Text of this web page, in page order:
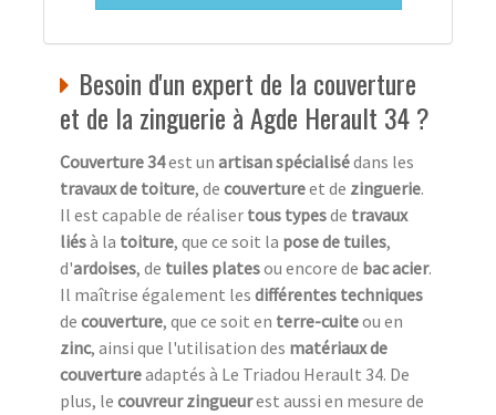
Besoin d'un expert de la couverture
et de la zinguerie à Agde Herault 34 ?
Couverture 34est un artisan spécialisédans les
travaux de toiture, de couvertureet de zinguerie.
Il est capable de réaliser tous typesde travaux
liésà la toiture, que ce soit la pose de tuiles,
d'ardoises, de tuiles platesou encore de bac acier.
Il maîtrise également les différentes techniques
de couverture, que ce soit en terre-cuiteou en
zinc, ainsi que l'utilisation des matériaux de
couvertureadaptés à Le Triadou Herault 34. De
plus, le couvreur zingueurest aussi en mesure de